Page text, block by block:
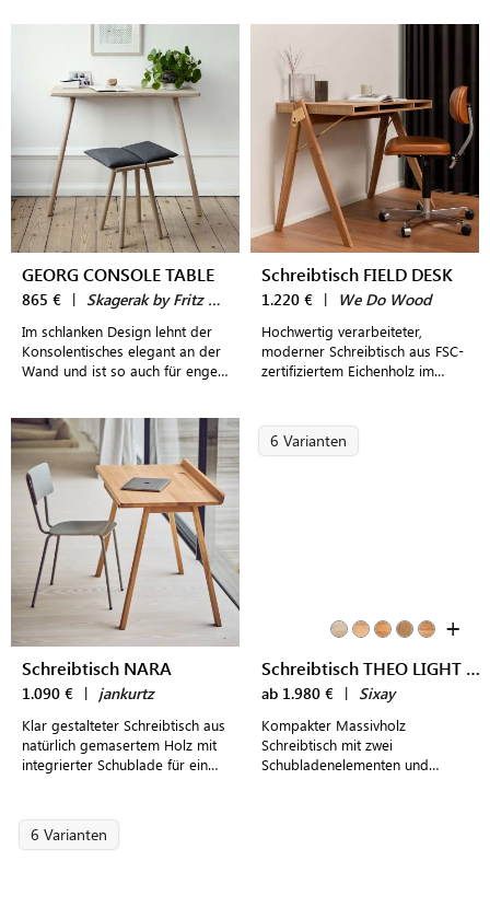
GEORG CONSOLE TABLE
865 € | Skagerak by Fritz Hansen
Im schlanken Design lehnt der
Konsolentisches elegant an der
Wand und ist so auch für enge
Schreibtisch FIELD DESK
1.220 € | We Do Wood
Hochwertig verarbeiteter,
moderner Schreibtisch aus FSC-
zertifiziertem Eichenholz im
Schreibtisch NARA
1.090 € | jankurtz
Klar gestalteter Schreibtisch aus
natürlich gemasertem Holz mit
integrierter Schublade für ein
6 Varianten
+
Schreibtisch THEO LIGHT DESK
ab 1.980 € | Sixay
Kompakter Massivholz
Schreibtisch mit zwei
Schubladenelementen und
6 Varianten